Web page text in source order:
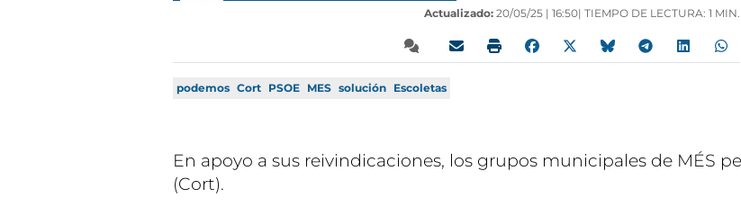
Actualizado: 20/05/25 | 16:50| TIEMPO DE LECTURA: 1 MIN.
podemos Cort PSOE MES solución Escoletas
En apoyo a sus reivindicaciones, los grupos municipales de
(Cort).